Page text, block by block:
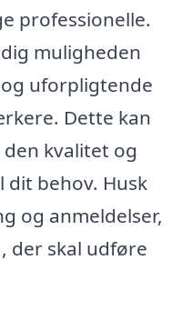
professionelle.
muligheden
uforpligtende
Dette kan
kvalitet og
dit behov. Husk
og anmeldelser,
der skal udføre